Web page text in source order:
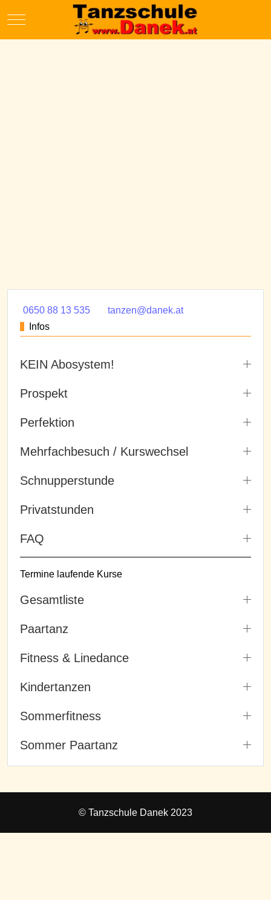
Mobile Menu Toggle
0650 88 13 535
tanzen@danek.at
Infos
KEIN Abosystem!
Prospekt
Perfektion
Mehrfachbesuch / Kurswechsel
Schnupperstunde
Privatstunden
FAQ
Termine laufende Kurse
Gesamtliste
Paartanz
Fitness & Linedance
Kindertanzen
Sommerfitness
Sommer Paartanz
© Tanzschule Danek 2023